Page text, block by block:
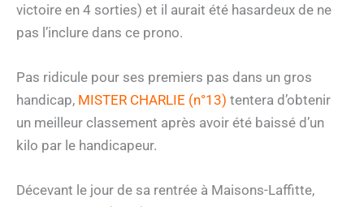
victoire en 4 sorties) et il aurait été hasardeux de ne
pas l’inclure dans ce prono.
Pas ridicule pour ses premiers pas dans un gros
handicap, MISTER CHARLIE (n°13) tentera d’obtenir
un meilleur classement après avoir été baissé d’un
kilo par le handicapeur.
Décevant le jour de sa rentrée à Maisons-Laffitte,